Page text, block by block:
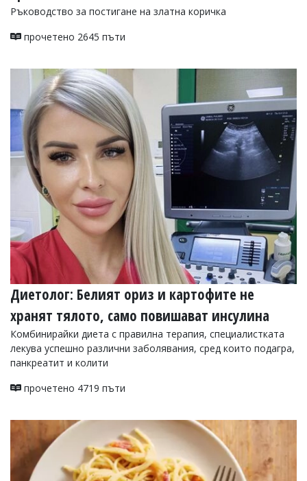
Ръководство за постигане на златна коричка
прочетено 2645 пъти
Диетолог: Белият ориз и картофите не
хранят тялото, само повишават инсулина
Комбинирайки диета с правилна терапия, специалистката
лекува успешно различни заболявания, сред които подагра,
панкреатит и колити
прочетено 4719 пъти